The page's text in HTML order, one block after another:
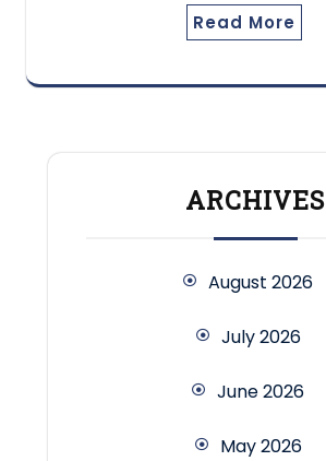
Read More
ARCHIVES
August 2026
July 2026
June 2026
May 2026